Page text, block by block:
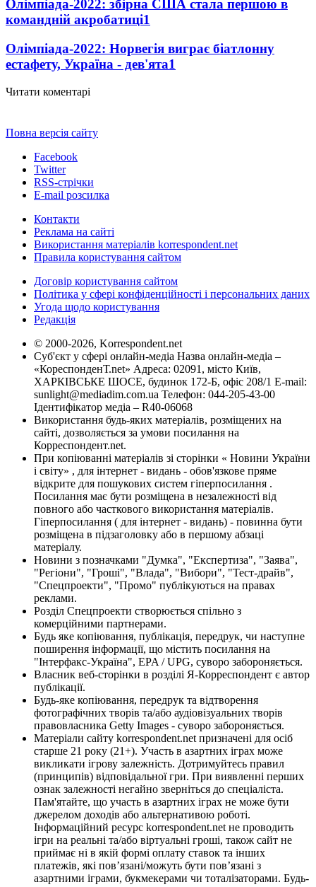
Олімпіада-2022: збірна США стала першою в
командній акробатиці1
Олімпіада-2022: Норвегія виграє біатлонну
естафету, Україна - дев'ята1
Читати коментарі
Повна версія сайту
Facebook
Twitter
RSS-стрічки
E-mail розсилка
Контакти
Реклама на сайті
Використання матеріалів korrespondent.net
Правила користування сайтом
Договір користування сайтом
Політика у сфері конфіденційності і персональних даних
Угода щодо користування
Редакція
© 2000-2026, Korrespondent.net
Суб'єкт у сфері онлайн-медіа Назва онлайн-медіа –
«КореспонденТ.net» Адреса: 02091, місто Київ,
ХАРКІВСЬКЕ ШОСЕ, будинок 172-Б, офіс 208/1 E-mail:
sunlight@mediadim.com.ua Телефон: 044-205-43-00
Ідентифікатор медіа – R40-06068
Використання будь-яких матеріалів, розміщених на
сайті, дозволяється за умови посилання на
Корреспондент.net.
При копіюванні матеріалів зі сторінки « Новини України
і світу» , для інтернет - видань - обов'язкове пряме
відкрите для пошукових систем гіперпосилання .
Посилання має бути розміщена в незалежності від
повного або часткового використання матеріалів.
Гіперпосилання ( для інтернет - видань) - повинна бути
розміщена в підзаголовку або в першому абзаці
матеріалу.
Новини з позначками "Думка", "Експертиза", "Заява",
"Регіони", "Гроші", "Влада", "Вибори", "Тест-драйв",
"Спецпроекти", "Промо" публікуються на правах
реклами.
Розділ Спецпроекти створюється спільно з
комерційними партнерами.
Будь яке копіювання, публікація, передрук, чи наступне
поширення інформації, що містить посилання на
"Інтерфакс-Україна", EPA / UPG, суворо забороняється.
Власник веб-сторінки в розділі Я-Корреспондент є автор
публікації.
Будь-яке копіювання, передрук та відтворення
фотографічних творів та/або аудіовізуальних творів
правовласника Getty Images - суворо забороняється.
Матеріали сайту korrespondent.net призначені для осіб
старше 21 року (21+). Участь в азартних іграх може
викликати ігрову залежність. Дотримуйтесь правил
(принципів) відповідальної гри. При виявленні перших
ознак залежності негайно зверніться до спеціаліста.
Пам'ятайте, що участь в азартних іграх не може бути
джерелом доходів або альтернативою роботі.
Інформаційний ресурс korrespondent.net не проводить
ігри на реальні та/або віртуальні гроші, також сайт не
приймає ні в якій формі оплату ставок та інших
платежів, які пов’язані/можуть бути пов’язані з
азартними іграми, букмекерами чи тоталізаторами. Будь-